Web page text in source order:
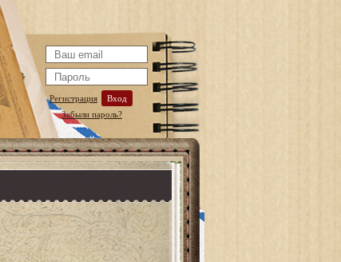
Регистрация
Вход
Забыли пароль?